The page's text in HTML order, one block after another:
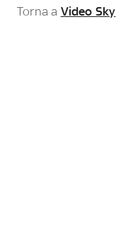
Torna a Video Sky